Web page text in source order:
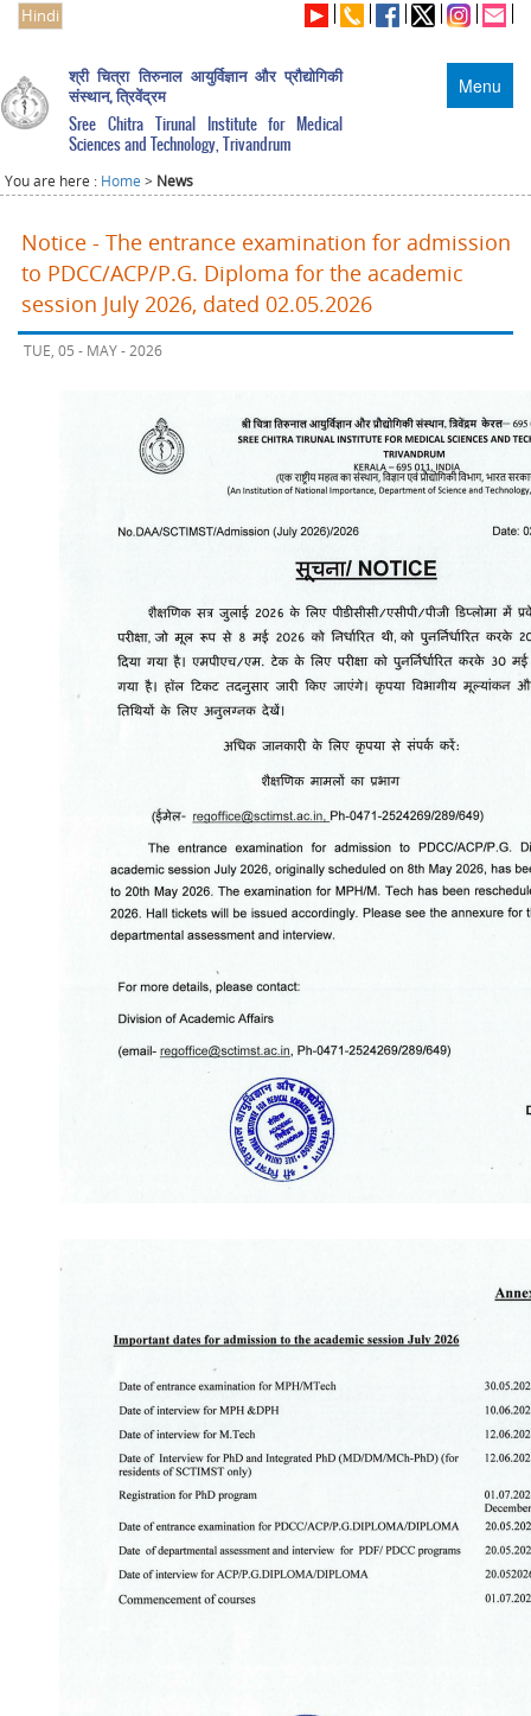
Hindi
Menu
श्री चित्रा तिरुनाल आयुर्विज्ञान और प्रौद्योगिकी
संस्थान, त्रिवेंद्रम
Sree Chitra Tirunal Institute for Medical
Sciences and Technology, Trivandrum
You are here : Home > News
Notice - The entrance examination for admission
to PDCC/ACP/P.G. Diploma for the academic
session July 2026, dated 02.05.2026
TUE, 05 - MAY - 2026